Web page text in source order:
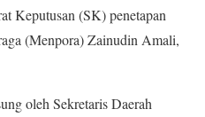
Keputusan (SK) penetapan
(Menpora) Zainudin Amali,
oleh Sekretaris Daerah